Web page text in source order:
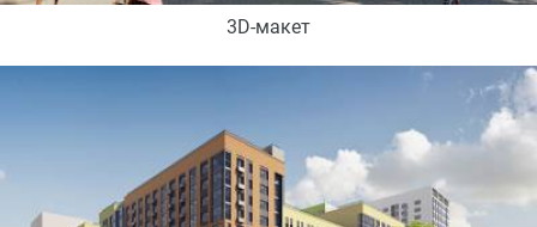
3D-макет